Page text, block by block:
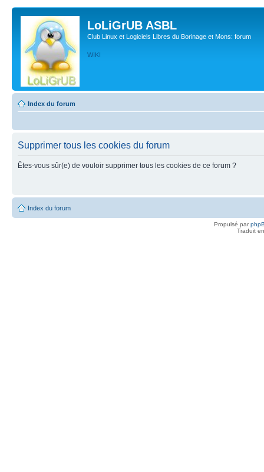
LoLiGrUB ASBL
Club Linux et Logiciels Libres du Borinage et Mons: forum
WIKI
Index du forum
Supprimer tous les cookies du forum
Êtes-vous sûr(e) de vouloir supprimer tous les cookies de ce forum ?
Index du forum
Propulsé par
Traduit